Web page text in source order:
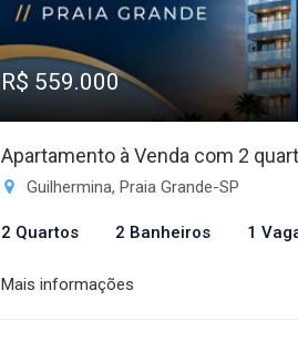
R$ 559.000
Apartamento à Venda com 2
Guilhermina, Praia Grande-SP
2 Quartos 2 Banheiros 1
Mais informações